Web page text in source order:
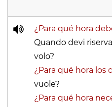
¿Para qué hora
Quando devi
volo?
¿Para qué hora los
vuole?
¿Para qué hora